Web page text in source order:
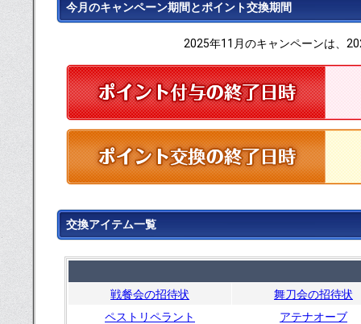
今月のキャンペーン期間とポイント交換期間
2025年11月のキャンペーンは、
交換アイテム一覧
戦餐会の招待状
舞刀会の招待状
ペストリペラント
アテナオーブ